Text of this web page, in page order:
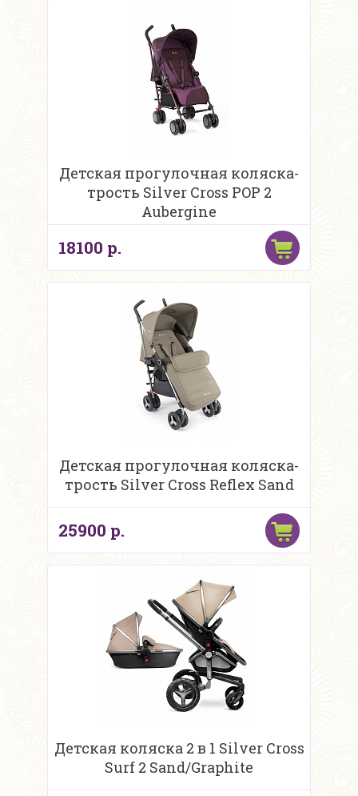
Детская прогулочная коляска-
трость Silver Cross POP 2
Aubergine
18100 р.
Детская прогулочная коляска-
трость Silver Cross Reflex Sand
25900 р.
Детская коляска 2 в 1 Silver Cross
Surf 2 Sand/Graphite